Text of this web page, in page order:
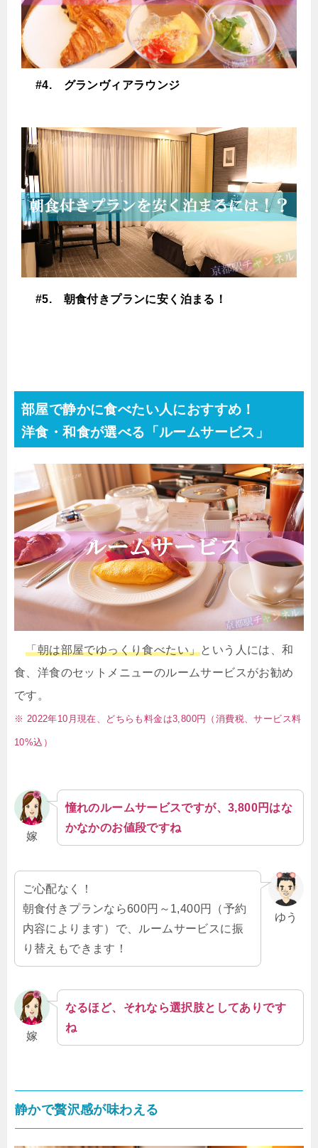
#4. グランヴィアラウンジ
#5. 朝食付きプランに安く泊まる！
部屋で静かに食べたい人におすすめ！
洋食・和食が選べる「ルームサービス」
「朝は部屋でゆっくり食べたい」という人には、和
食、洋食のセットメニューのルームサービスがお勧め
です。
※ 2022年10月現在、どちらも料金は3,800円（消費税、サービス料
10%込）
嫁
憧れのルームサービスですが、3,800円はな
かなかのお値段ですね
ゆう
ご心配なく！
朝食付きプランなら600円～1,400円（予約
内容によります）で、ルームサービスに振
り替えもできます！
嫁
なるほど、それなら選択肢としてありです
ね
静かで贅沢感が味わえる